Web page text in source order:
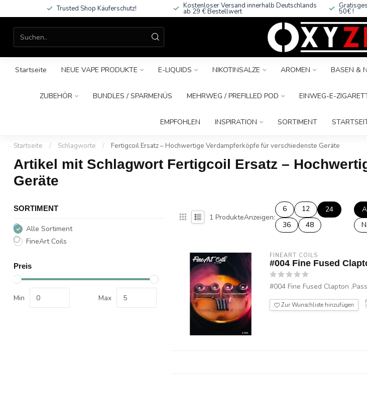
Trusted Shop Käuferschutz! Kostenloser Versand innerhalb Deutschlands
ab 29 € Bestellwert 50€ !
Startseite NEUE VAPE PRODUKTE E-LIQUIDS NIKOTINSALZE AROMEN BASEN &
ZUBEHÖR BUNDLES / SPARMENÜS MEHRWEG / PREFILLED POD EINWEG-E-
EMPFOHLEN INSPIRATION SORTIMENT
Startseite / Schlagworte / Fertigcoil Ersatz – Hochwertige Verdampferköpfe für verschiedenste Geräte
Artikel mit Schlagwort Fertigcoil Ersatz –
Geräte
SORTIMENT
Alle Sortiment
FineArt Coils
Preis
Min Max
1 ProdukteAnzeigen:
6 12
24
36
48
FINEART COILS
#004 Fine Fused
#004 Fine Fused Clapton
Zur Wunschliste hinzufügen